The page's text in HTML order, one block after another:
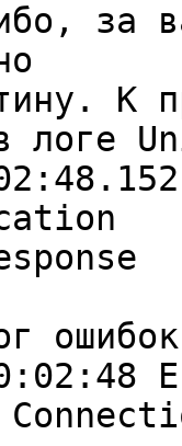
за
К
логе